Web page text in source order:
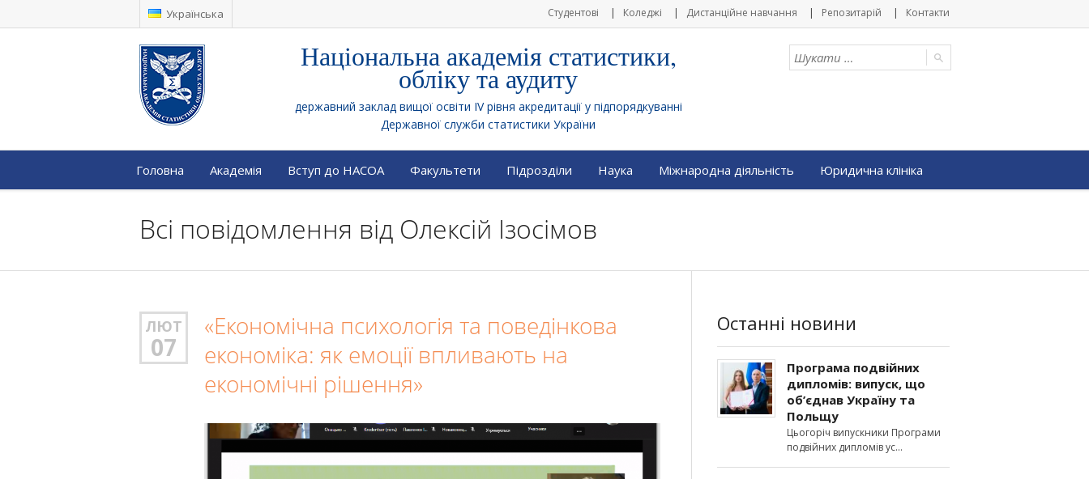
Українська Студентові Коледжі Дистанційне навчання Репозитарій Контакти
Національна академія статистики,
обліку та аудиту
державний заклад вищої освіти IV рівня акредитації у підпорядкуванні
Державної служби статистики України
Головна Академія Вступ до НАСОА Факультети Підрозділи Наука Міжнародна діяльність Юридична клініка
Всі повідомлення від Олексій Ізосімов
ЛЮТ
07
«Економічна психологія та поведінкова
економіка: як емоції впливають на
економічні рішення»
Останні новини
Програма подвійних
дипломів: випуск, що
об’єднав Україну та
Польщу
Цьогоріч випускники Програми
подвійних дипломів ус